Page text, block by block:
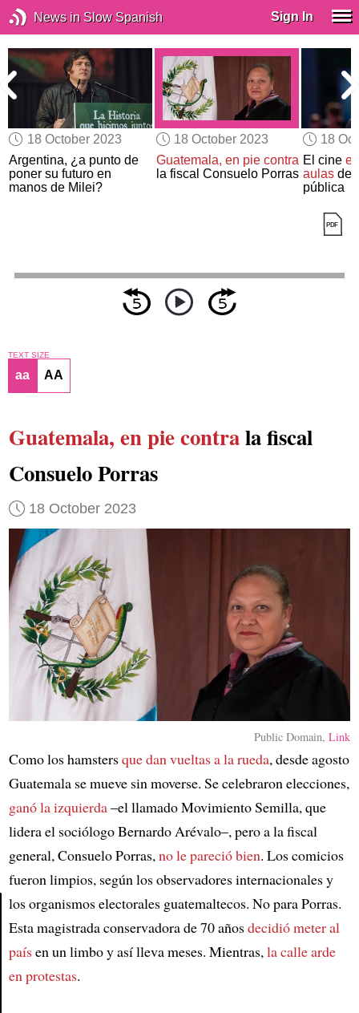
News in Slow Spanish Sign In
18 October 2023
Argentina, ¿a punto de
poner su futuro en
manos de Milei?
18 October 2023
Guatemala, en pie contra
la fiscal Consuelo Porras
18
El cine
aulasde
pública
TEXT SIZE
aa AA
Guatemala, en pie contrala fiscal
Consuelo Porras
18 October 2023
Public Domain,Link
Como los hamstersque dan vueltas a la rueda, desde agosto
Guatemala se mueve sin moverse. Se celebraron elecciones,
ganó la izquierda–el llamado Movimiento Semilla, que
lidera el sociólogo Bernardo Arévalo–, pero a la fiscal
general, Consuelo Porras,no le pareció bien. Los comicios
fueron limpios, según los observadores internacionales y
los organismos electorales guatemaltecos. No para Porras.
Esta magistrada conservadora de 70 añosdecidió meter al
paísen un limbo y así lleva meses. Mientras,la calle arde
en protestas.